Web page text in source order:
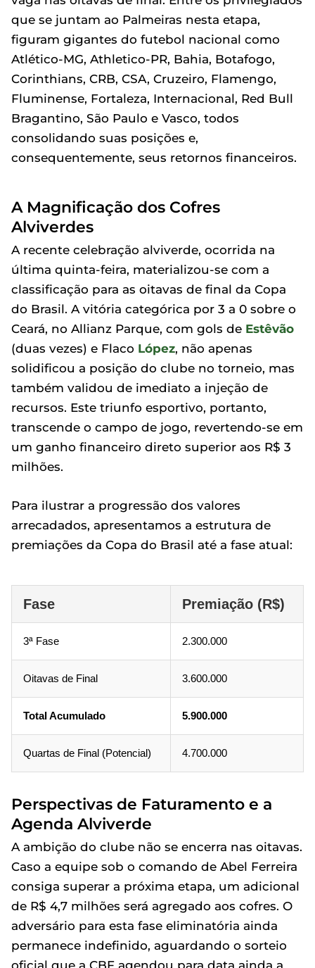
que se juntam ao Palmeiras nesta etapa,
figuram gigantes do futebol nacional como
Atlético-MG, Athletico-PR, Bahia, Botafogo,
Corinthians, CRB, CSA, Cruzeiro, Flamengo,
Fluminense, Fortaleza, Internacional, Red Bull
Bragantino, São Paulo e Vasco, todos
consolidando suas posições e,
consequentemente, seus retornos financeiros.
A Magnificação dos Cofres
Alviverdes
A recente celebração alviverde, ocorrida na
última quinta-feira, materializou-se com a
classificação para as oitavas de final da Copa
do Brasil. A vitória categórica por 3 a 0 sobre o
Ceará, no Allianz Parque, com gols de Estêvão
(duas vezes) e Flaco López, não apenas
solidificou a posição do clube no torneio, mas
também validou de imediato a injeção de
recursos. Este triunfo esportivo, portanto,
transcende o campo de jogo, revertendo-se em
um ganho financeiro direto superior aos R$ 3
milhões.
Para ilustrar a progressão dos valores
arrecadados, apresentamos a estrutura de
premiações da Copa do Brasil até a fase atual:
Fase Premiação (R$)
3ª Fase 2.300.000
Oitavas de Final 3.600.000
Total Acumulado 5.900.000
Quartas de Final (Potencial) 4.700.000
Perspectivas de Faturamento e a
Agenda Alviverde
A ambição do clube não se encerra nas oitavas.
Caso a equipe sob o comando de Abel Ferreira
consiga superar a próxima etapa, um adicional
de R$ 4,7 milhões será agregado aos cofres. O
adversário para esta fase eliminatória ainda
permanece indefinido, aguardando o sorteio
oficial que a CBF agendou para data ainda a